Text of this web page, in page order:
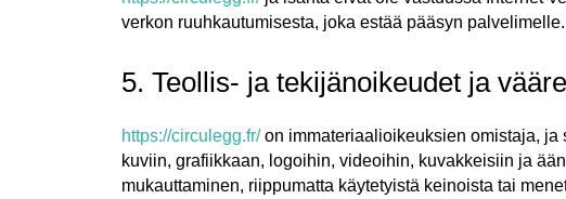
verkon ruuhkautumisesta, joka estää pääsyn palvelimelle.
5. Teollis- ja tekijänoikeudet ja
https://circulegg.fr/on immateriaalioikeuksien omistaja, ja
kuviin, grafiikkaan, logoihin, videoihin, kuvakkeisiin ja
mukauttaminen, riippumatta käytetyistä keinoista tai